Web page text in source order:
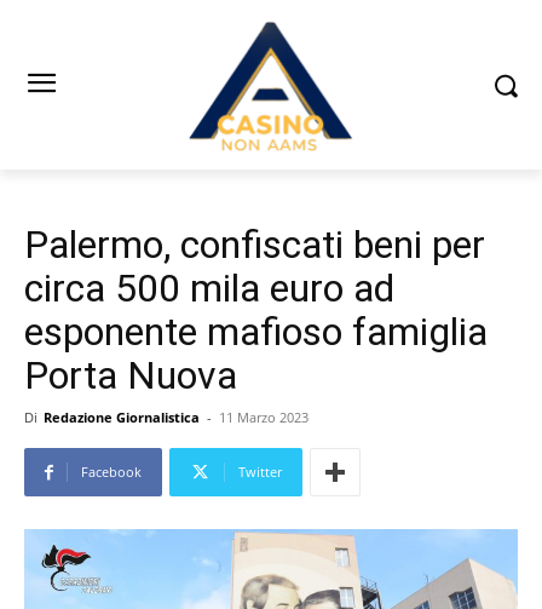
Palermo, confiscati beni per
circa 500 mila euro ad
esponente mafioso famiglia
Porta Nuova
Di Redazione Giornalistica - 11 Marzo 2023
Facebook Twitter